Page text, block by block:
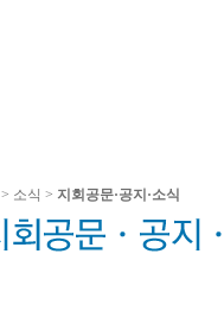
> 소식 > 지회공문·공지·소식